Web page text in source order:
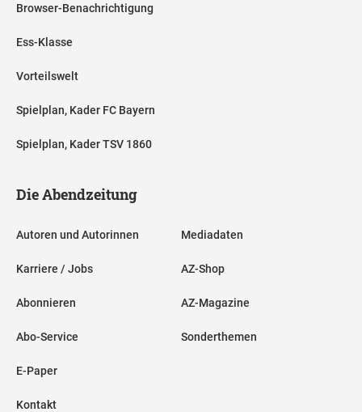
Browser-Benachrichtigung
Ess-Klasse
Vorteilswelt
Spielplan, Kader FC Bayern
Spielplan, Kader TSV 1860
Die Abendzeitung
Autoren und Autorinnen
Karriere / Jobs
Abonnieren
Abo-Service
E-Paper
Kontakt
Mediadaten
AZ-Shop
AZ-Magazine
Sonderthemen